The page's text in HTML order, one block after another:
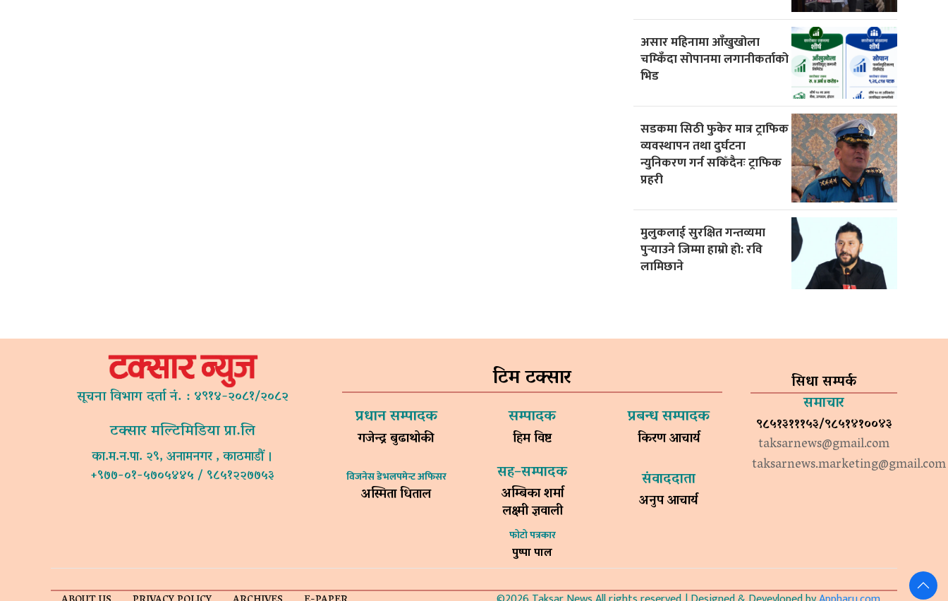
असार महिनामा आँखुखोला
चम्किँदा सोपानमा लगानीकर्ताको
भिड
सडकमा सिठी फुकेर मात्र ट्राफिक
व्यवस्थापन तथा दुर्घटना
न्युनिकरण गर्न सकिँदैनः ट्राफिक
प्रहरी
मुलुकलाई सुरक्षित गन्तव्यमा
पुर्‍याउने जिम्मा हाम्रो हो: रवि
लामिछाने
सूचना विभाग दर्ता नं. : ४९१४-२०८१/२०८२
टक्सार मल्टिमिडिया प्रा.लि
का.म.न.पा. २९, अनामनगर , काठमाडौं ।
+९७७-०१-५७०५४४५ / ९८५१२२७७५३
टिम टक्सार
प्रधान सम्पादक
गजेन्द्र बुढाथोकी
सम्पादक
हिम विष्ट
प्रबन्ध सम्पादक
किरण आचार्य
विजनेस डेभलपमेन्ट अफिसर
अस्मिता धिताल
सह–सम्पादक
अम्बिका शर्मा
लक्ष्मी ज्ञवाली
फोटो पत्रकार
पुष्पा पाल
संवाददाता
अनुप आचार्य
सिधा सम्पर्क
समाचार
९८५१३१११५३/९८५१४१००४३
taksarnews@gmail.com
taksarnews.marketing@gmail.com